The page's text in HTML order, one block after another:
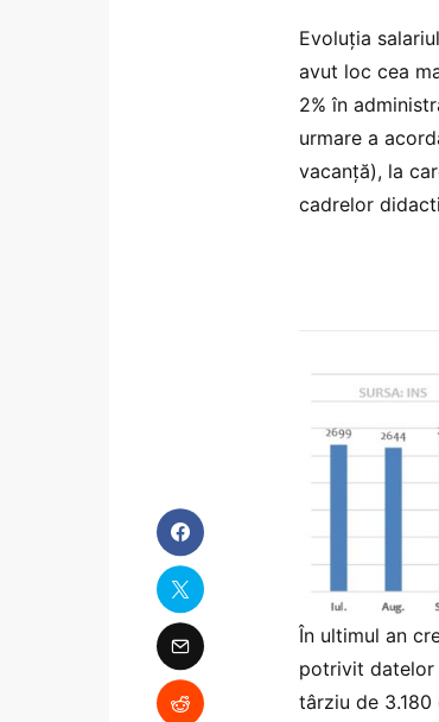
Evoluția
avut loc cea
2% în
urmare a
vacanţă), la
cadrelor
În ultimul an
potrivit datelor
târziu de 3.180